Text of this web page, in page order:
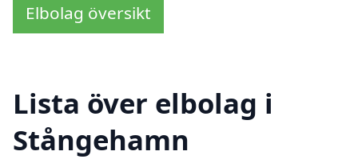
Elbolag översikt
Lista över elbolag i
Stångehamn